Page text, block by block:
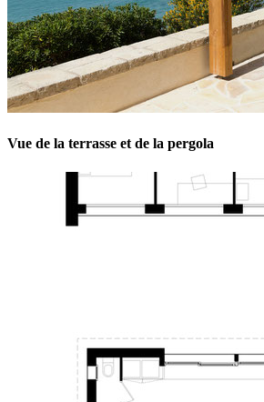
Vue de la terrasse et de la pergola